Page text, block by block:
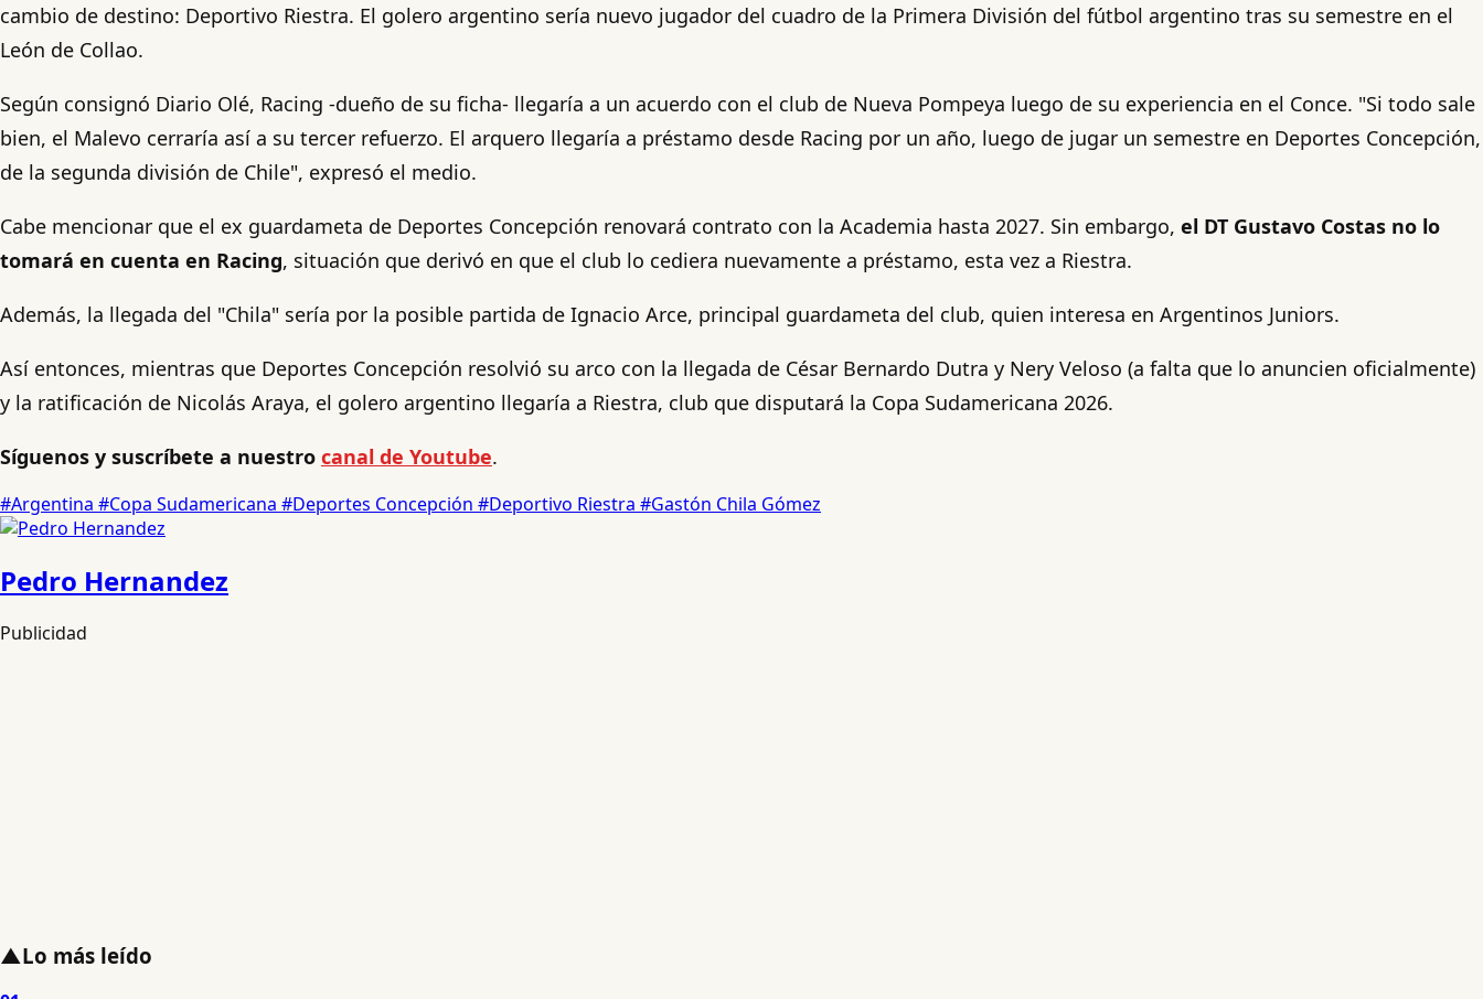
cambio de destino: Deportivo Riestra. El golero argentino sería nuevo jugador del cuadro de la Primera División del fútbol argentino tras su semestre en el
León de Collao.
Según consignó Diario Olé, Racing -dueño de su ficha- llegaría a un acuerdo con el club de Nueva Pompeya luego de su experiencia en el Conce. "Si todo sale
bien, el Malevo cerraría así a su tercer refuerzo. El arquero llegaría a préstamo desde Racing por un año, luego de jugar un semestre en Deportes Concepción,
de la segunda división de Chile", expresó el medio.
Cabe mencionar que el ex guardameta de Deportes Concepción renovará contrato con la Academia hasta 2027. Sin embargo, el DT Gustavo Costas no lo
tomará en cuenta en Racing, situación que derivó en que el club lo cediera nuevamente a préstamo, esta vez a Riestra.
Además, la llegada del "Chila" sería por la posible partida de Ignacio Arce, principal guardameta del club, quien interesa en Argentinos Juniors.
Así entonces, mientras que Deportes Concepción resolvió su arco con la llegada de César Bernardo Dutra y Nery Veloso (a falta que lo anuncien oficialmente)
y la ratificación de Nicolás Araya, el golero argentino llegaría a Riestra, club que disputará la Copa Sudamericana 2026.
Síguenos y suscríbete a nuestro canal de Youtube.
#Argentina #Copa Sudamericana #Deportes Concepción #Deportivo Riestra #Gastón Chila Gómez
Pedro Hernandez
Publicidad
▲Lo más leído